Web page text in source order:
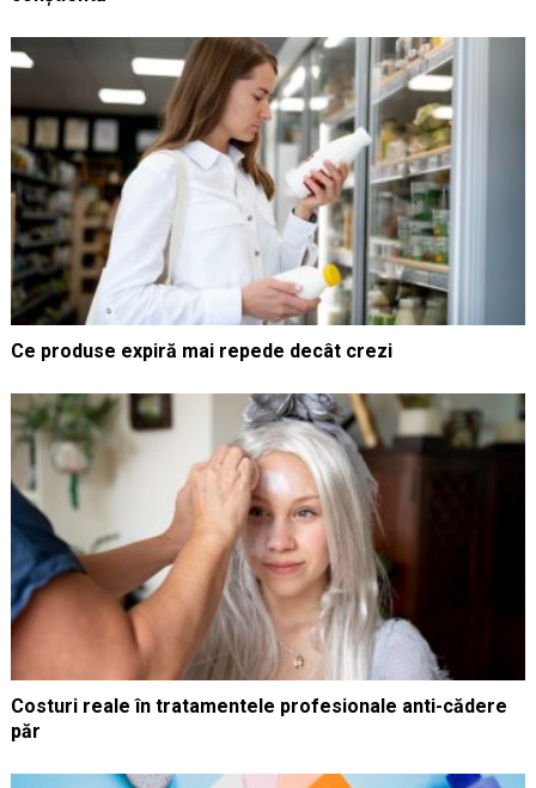
Ce produse expiră mai repede decât crezi
Costuri reale în tratamentele profesionale anti-cădere
păr